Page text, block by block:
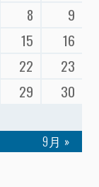
8
9
15
16
22
23
29
30
9月 »